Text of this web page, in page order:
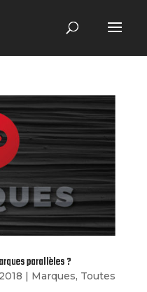
parallèles ?
| Marques, Toutes